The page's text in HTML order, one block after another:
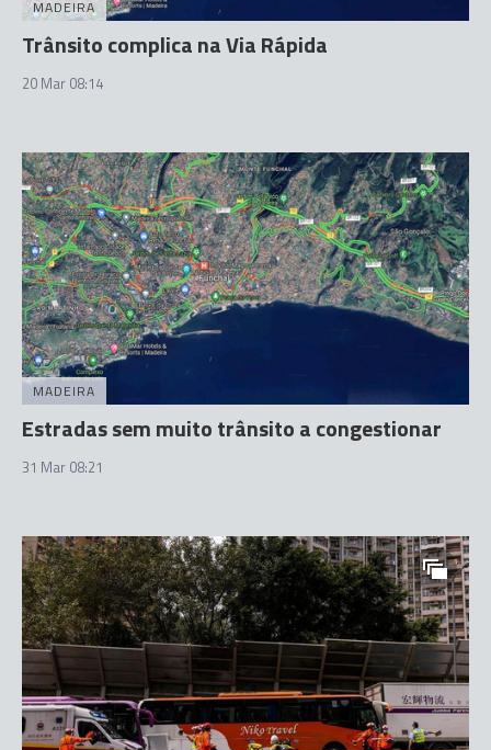
MADEIRA
Trânsito complica na Via Rápida
20 Mar 08:14
MADEIRA
Estradas sem muito trânsito a congestionar
31 Mar 08:21